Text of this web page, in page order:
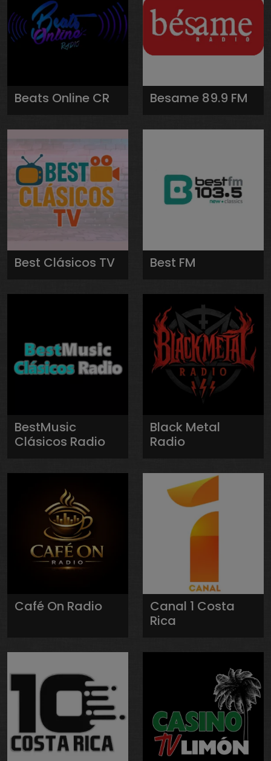
Beats Online CR Besame 89.9 FM
Best Clásicos TV Best FM
BestMusic
Clásicos Radio
Black Metal
Radio
Café On Radio
Canal 1 Costa
Rica